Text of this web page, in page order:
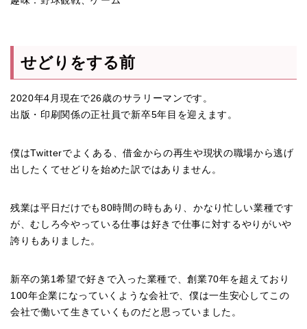
せどりをする前
2020年4月現在で26歳のサラリーマンです。
出版・印刷関係の正社員で新卒5年目を迎えます。
僕はTwitterでよくある、借金からの再生や現状の職場から逃げ
出したくてせどりを始めた訳ではありません。
残業は平日だけでも80時間の時もあり、かなり忙しい業種です
が、むしろ今やっている仕事は好きで仕事に対するやりがいや
誇りもありました。
新卒の第1希望で好きで入った業種で、創業70年を超えており
100年企業になっていくような会社で、僕は一生安心してこの
会社で働いて生きていくものだと思っていました。